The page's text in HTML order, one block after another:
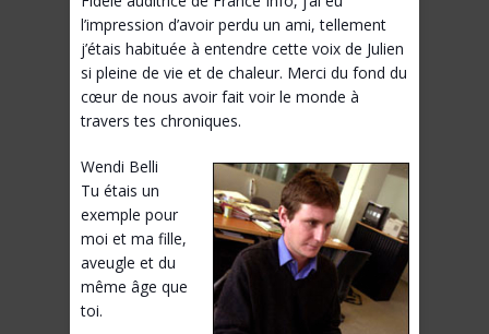
l’impression d’avoir perdu un ami, tellement
j’étais habituée à entendre cette voix de Julien
si pleine de vie et de chaleur. Merci du fond du
cœur de nous avoir fait voir le monde à
travers tes chroniques.
Wendi Belli
Tu étais un
exemple pour
moi et ma fille,
aveugle et du
même âge que
toi.